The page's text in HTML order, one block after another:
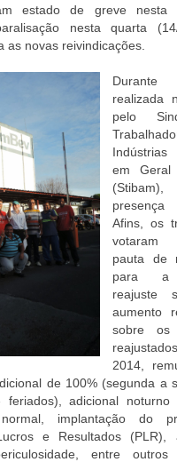
estado de greve nesta
nesta quarta
as novas reivindicações.
Durante
realizada
pelo
em Geral
Afins, os
votaram
pauta de
para a
reajuste
aumento
sobre os
2014,
de 100% (segunda a
feriados), adicional
implantação do
e Resultados (PLR),
entre